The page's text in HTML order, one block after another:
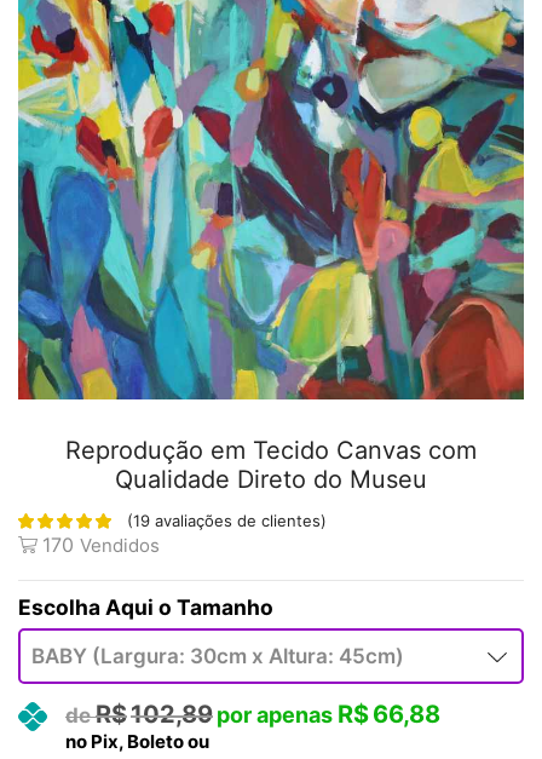
Reprodução em Tecido Canvas com
Qualidade Direto do Museu
(19 avaliações de clientes)
170 Vendidos
Tamanho
R$102,89 R$66,88
no Pix, Boleto ou